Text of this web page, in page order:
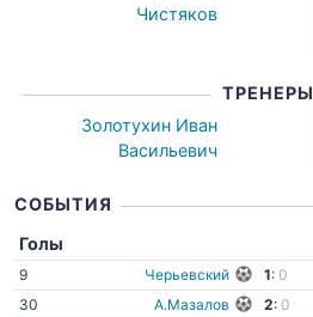
Чистяков
ТРЕНЕРЫ
Золотухин Иван
Васильевич
СОБЫТИЯ
Голы
9 Черьевский 1: 0
30
А.Мазалов 2: 0